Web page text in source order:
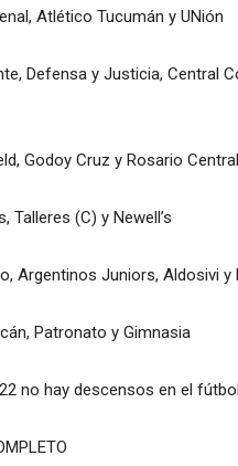
Atlético Tucumán y UNión
Defensa y Justicia, Central
Godoy Cruz y Rosario Central
Talleres (C) y Newell’s
Argentinos Juniors, Aldosivi y
Patronato y Gimnasia
no hay descensos en el